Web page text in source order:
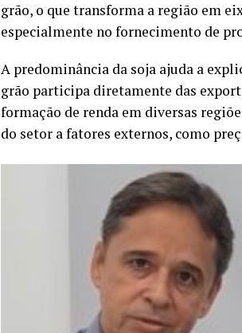
grão, o que transforma a região em
especialmente no fornecimento de
A predominância da soja ajuda a
grão participa diretamente das
formação de renda em diversas
do setor a fatores externos, como